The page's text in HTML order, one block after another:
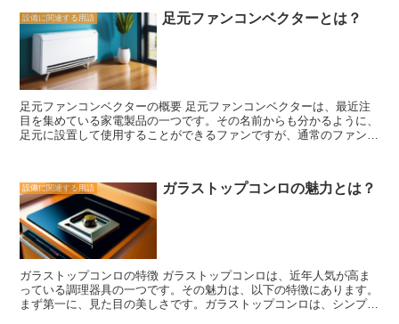
とで、システムの効率を保つことができます。 換気システムは、快
適な室内環境を維持するために欠かせない存在です。特に密閉性の高
い建物では、換気システムの重要性が増します。適切な換気システム
の導入により、室内の空気の質を改善し、健康や快適さを守ることが
できます。建物の設計段階から換気システムを考慮することで、より
効果的な換気が実現できるでしょう。
す。例えば、夏場には冷房の効きが悪い部屋の一角にサーキュレータ
ーを設置することで、冷たい空気を均一に広げることができます。ま
た、冬場には暖房の効きが悪い部屋にサーキュレーターを置くこと
で、暖かい空気を全体に循環させることができます。 さらに、サー
キュレーターは室内の湿度を均一にする効果もあります。湿度の偏り
があると、快適な環境を作り出すことが難しくなります。しかし、サ
ーキュレーターを使うことで、湿度の偏りを解消することができま
す。特に、湿度の高い場所に設置することで、湿気を均一に広げるこ
とができます。 さらに、サーキュレーターは空気中の微粒子を除去
する効果もあります。室内には、ホコリや花粉などの微粒子が舞って
とっては、サーキュレーターは大変有用な機器となります。 以上の
ように、サーキュレーターは室内の温度差を解消するだけでなく、湿
度の均一化や微粒子の除去といった機能も備えています。快適な室内
環境を作り出すために、サーキュレーターの活用はぜひ検討してみて
ください。
設備に関連する用語 足元ファンコンベクターとは？
足元ファンコンベクターの概要 足元ファンコンベクターは、最近注
目を集めている家電製品の一つです。その名前からも分かるように、
足元に設置して使用することができるファンですが、通常のファンと
足元からの暖かい風が体全体を包み込み、快適な温度をキープするこ
とができます。 また、足元ファンコンベクターは、省エネ効果も期
待できます。従来の暖房器具と比べて、電力消費量が少なく、エネル
ギー効率が高いため、電気代の節約にもつながります。さらに、タイ
マー機能や温度調節機能が付いている製品もあり、自分に合った設定
で使用することができます。 足元ファンコンベクターは、デザイン
性にも優れています。コンパクトなサイズでありながら、スタイリッ
シュなデザインが特徴です。インテリアに馴染みやすく、部屋の雰囲
気を損なうことなく使用することができます。 さらに、足元ファン
設備に関連する用語 ガラストップコンロの魅力とは？
ガラストップコンロの特徴 ガラストップコンロは、近年人気が高ま
っている調理器具の一つです。その魅力は、以下の特徴にあります。
まず第一に、見た目の美しさです。ガラストップコンロは、シンプル